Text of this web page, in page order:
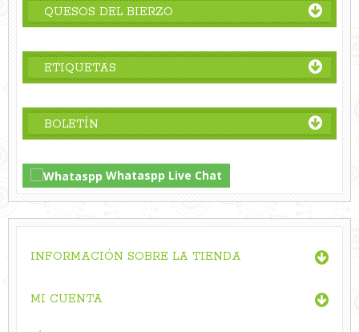
QUESOS DEL BIERZO
ETIQUETAS
BOLETÍN
Whataspp Live Chat
INFORMACIÓN SOBRE LA TIENDA
MI CUENTA